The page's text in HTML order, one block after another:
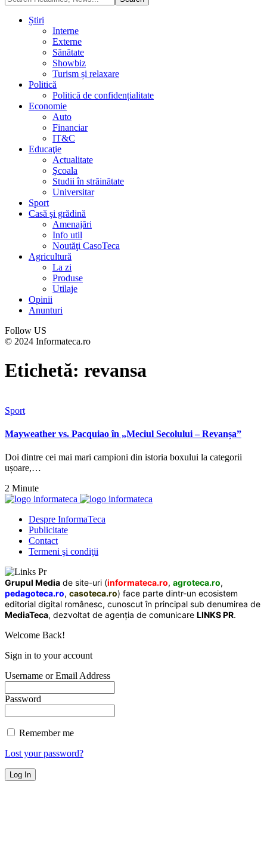
Știri
Interne
Externe
Sănătate
Showbiz
Turism și relaxare
Politică
Politică de confidențialitate
Economie
Auto
Financiar
IT&C
Educaţie
Actualitate
Şcoala
Studii în străinătate
Universitar
Sport
Casă şi grădină
Amenajări
Info util
Noutăţi CasoTeca
Agricultură
La zi
Produse
Utilaje
Opinii
Anunturi
Follow US
© 2024 Informateca.ro
Etichetă: revansa
Sport
Mayweather vs. Pacquiao în „Meciul Secolului – Revanșa”
Doi dintre cei mai mari campioni din istoria boxului la categorii
ușoare,…
2 Minute
Despre InformaTeca
Publicitate
Contact
Termeni şi condiţii
Grupul Media de site-uri (informateca.ro, agroteca.ro,
pedagoteca.ro, casoteca.ro) face parte dintr-un ecosistem
editorial digital românesc, cunoscut în principal sub denumirea de
MediaTeca, dezvoltat de agenția de comunicare LINKS PR.
Welcome Back!
Sign in to your account
Username or Email Address
Password
Remember me
Lost your password?